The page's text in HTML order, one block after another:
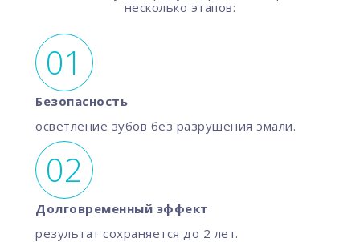
несколько этапов:
Безопасность
осветление зубов без разрушения эмали.
Долговременный эффект
результат сохраняется до 2 лет.